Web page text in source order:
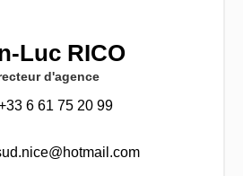
Luc RICO
d'agence
6 61 75 20 99